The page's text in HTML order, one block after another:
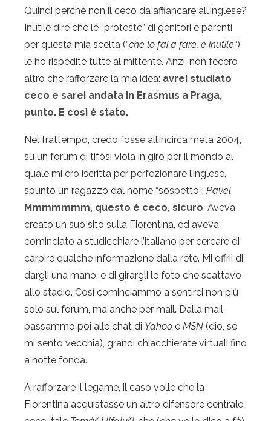
Quindi perché non il ceco da affiancare all’inglese?
Inutile dire che le “proteste” di genitori e parenti
per questa mia scelta (“che lo fai a fare, è inutile“)
le ho rispedite tutte al mittente. Anzi, non fecero
altro che rafforzare la mia idea: avrei studiato
ceco e sarei andata in Erasmus a Praga,
punto. E così è stato.
Nel frattempo, credo fosse all’incirca metà 2004,
su un forum di tifosi viola in giro per il mondo al
quale mi ero iscritta per perfezionare l’inglese,
spuntò un ragazzo dal nome “sospetto”: Pavel.
Mmmmmmm, questo è ceco, sicuro. Aveva
creato un suo sito sulla Fiorentina, ed aveva
cominciato a studicchiare l’italiano per cercare di
carpire qualche informazione dalla rete. Mi offrii di
dargli una mano, e di girargli le foto che scattavo
allo stadio. Così cominciammo a sentirci non più
solo sul forum, ma anche per mail. Dalla mail
passammo poi alle chat di Yahoo e MSN (dio, se
mi sento vecchia), grandi chiacchierate virtuali fino
a notte fonda.
A rafforzare il legame, il caso volle che la
Fiorentina acquistasse un altro difensore centrale